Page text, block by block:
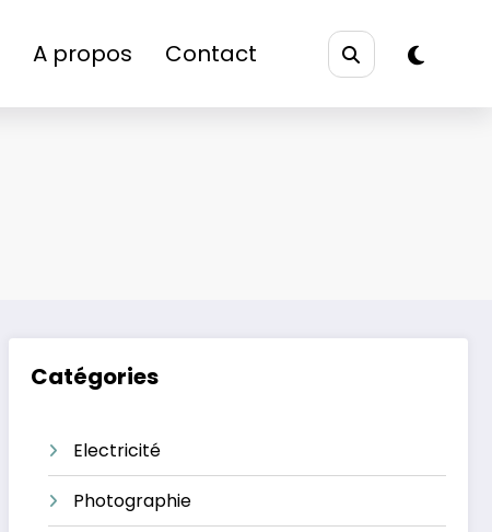
A propos Contact
Catégories
Electricité
Photographie